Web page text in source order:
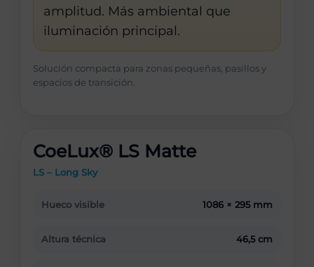
amplitud. Más ambiental que
iluminación principal.
Solución compacta para zonas pequeñas, pasillos y
espacios de transición.
CoeLux® LS Matte
LS – Long Sky
Hueco visible 1086 × 295 mm
Altura técnica 46,5 cm